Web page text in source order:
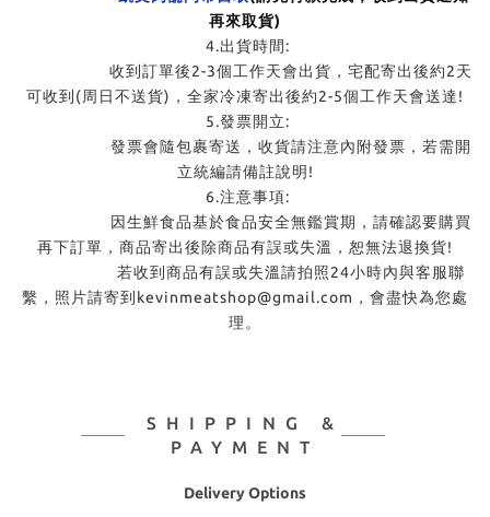
再來取貨)
4.出貨時間:
收到訂單後2-3個工作天會出貨，宅配寄出後約2天
可收到(周日不送貨)，全家冷凍寄出後約2-5個工作天會送達!
5.發票開立:
發票會隨包裹寄送，收貨請注意內附發票，若需開
立統編請備註說明!
6.注意事項:
因生鮮食品基於食品安全無鑑賞期，請確認要購買
再下訂單，商品寄出後除商品有誤或失溫，恕無法退換貨!
若收到商品有誤或失溫請拍照24小時內與客服聯
繫，照片請寄到kevinmeatshop@gmail.com，會盡快為您處
理。
SHIPPING &
PAYMENT
Delivery Options